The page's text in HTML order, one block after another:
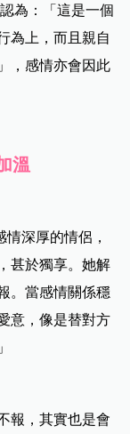
認為：「這是一個
為上，而且親自
，感情亦會因此
溫
深厚的情侶，
甚於獨享。她解
。當感情關係穩
意，像是替對方
報，其實也是會